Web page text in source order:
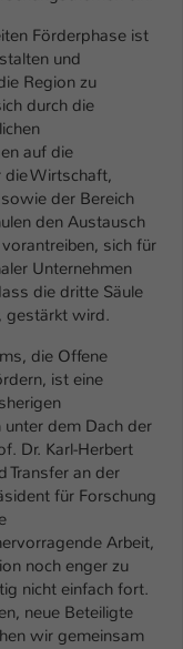
Förderphase ist
und
Region zu
durch die
auf die
Wirtschaft,
der Bereich
den Austausch
sich für
Unternehmen
die dritte Säule
gestärkt wird.
die Offene
ist eine
dem Dach der
Dr. Karl-Herbert
Transfer an der
für Forschung
Arbeit,
noch enger zu
nicht einfach fort.
neue Beteiligte
wir gemeinsam
eine zufällig
hat.
Session-
Session-ID. So
es wird ihm
Bereichen